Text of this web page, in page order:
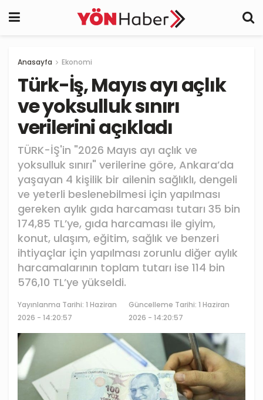
Anasayfa Ekonomi
Türk-İş, Mayıs ayı açlık
ve yoksulluk sınırı
verilerini açıkladı
TÜRK-İŞ'in "2026 Mayıs ayı açlık ve
yoksulluk sınırı" verilerine göre, Ankara’da
yaşayan 4 kişilik bir ailenin sağlıklı, dengeli
ve yeterli beslenebilmesi için yapılması
gereken aylık gıda harcaması tutarı 35 bin
174,85 TL’ye, gıda harcaması ile giyim,
konut, ulaşım, eğitim, sağlık ve benzeri
ihtiyaçlar için yapılması zorunlu diğer aylık
harcamalarının toplam tutarı ise 114 bin
576,10 TL’ye yükseldi.
Yayınlanma Tarihi: 1 Haziran
2026 - 14:20:57
Güncelleme Tarihi: 1 Haziran
2026 - 14:20:57